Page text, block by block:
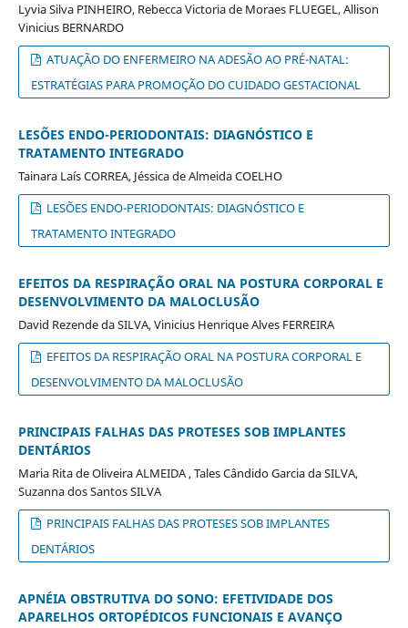
Lyvia Silva PINHEIRO, Rebecca Victoria de Moraes FLUEGEL, Allison
Vinicius BERNARDO
ATUAÇÃO DO ENFERMEIRO NA ADESÃO AO PRÉ-NATAL:
ESTRATÉGIAS PARA PROMOÇÃO DO CUIDADO GESTACIONAL
LESÕES ENDO-PERIODONTAIS: DIAGNÓSTICO E
TRATAMENTO INTEGRADO
Tainara Laís CORREA, Jéssica de Almeida COELHO
LESÕES ENDO-PERIODONTAIS: DIAGNÓSTICO E
TRATAMENTO INTEGRADO
EFEITOS DA RESPIRAÇÃO ORAL NA POSTURA CORPORAL E
DESENVOLVIMENTO DA MALOCLUSÃO
David Rezende da SILVA, Vinicius Henrique Alves FERREIRA
EFEITOS DA RESPIRAÇÃO ORAL NA POSTURA CORPORAL E
DESENVOLVIMENTO DA MALOCLUSÃO
PRINCIPAIS FALHAS DAS PROTESES SOB IMPLANTES
DENTÁRIOS
Maria Rita de Oliveira ALMEIDA , Tales Cândido Garcia da SILVA,
Suzanna dos Santos SILVA
PRINCIPAIS FALHAS DAS PROTESES SOB IMPLANTES
DENTÁRIOS
APNÉIA OBSTRUTIVA DO SONO: EFETIVIDADE DOS
APARELHOS ORTOPÉDICOS FUNCIONAIS E AVANÇO